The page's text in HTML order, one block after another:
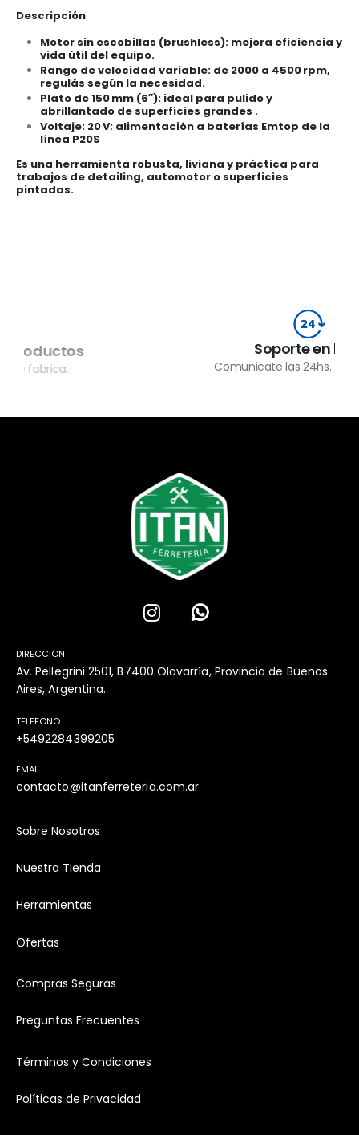
Descripción
Motor sin escobillas (brushless): mejora eficiencia y
vida útil del equipo.
Rango de velocidad variable: de 2000 a 4500 rpm,
regulás según la necesidad.
Plato de 150 mm (6″): ideal para pulido y
abrillantado de superficies grandes .
Voltaje: 20 V; alimentación a baterías Emtop de la
línea P20S
Es una herramienta robusta, liviana y práctica para
trabajos de detailing, automotor o superficies
pintadas.
Comunicate las 24hs. todos los días.
DIRECCION
Av. Pellegrini 2501, B7400 Olavarría, Provincia de Buenos
Aires, Argentina.
TELEFONO
+5492284399205
EMAIL
contacto@itanferreteria.com.ar
Sobre Nosotros
Nuestra Tienda
Herramientas
Ofertas
Compras Seguras
Preguntas Frecuentes
Términos y Condiciones
Políticas de Privacidad